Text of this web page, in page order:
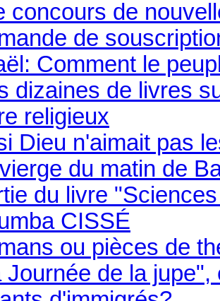
concours de
de
Comment le
dizaines de livres
religieux
Dieu n'aimait pas
du matin de
du livre
CISSÉ
ou pièces de
Journée de la